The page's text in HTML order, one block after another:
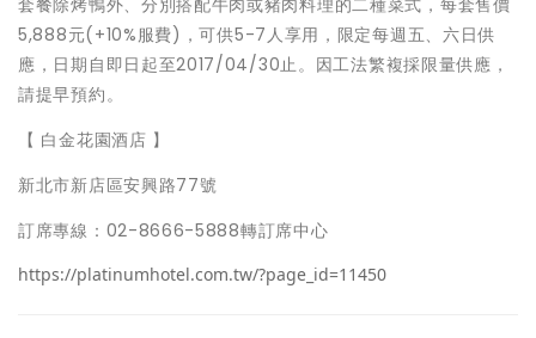
5,888元(+10%服費)，可供5-7人享用，限定每週五、六日供
應，日期自即日起至2017/04/30止。因工法繁複採限量供應，
請提早預約。
【 白金花園酒店 】
新北市新店區安興路77號
訂席專線：02-8666-5888轉訂席中心
https://platinumhotel.com.tw/?page_id=11450